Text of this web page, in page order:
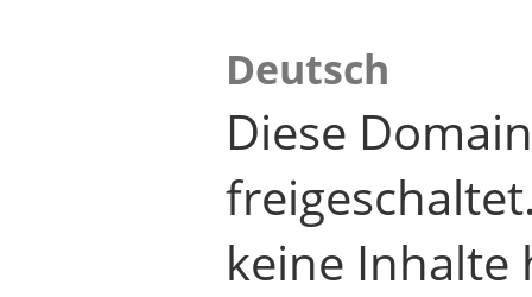
Deutsch
Diese
keine Inhalte